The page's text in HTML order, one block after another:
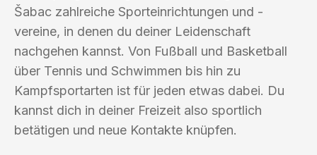
Šabac zahlreiche Sporteinrichtungen und -
vereine, in denen du deiner Leidenschaft
nachgehen kannst. Von Fußball und Basketball
über Tennis und Schwimmen bis hin zu
Kampfsportarten ist für jeden etwas dabei. Du
kannst dich in deiner Freizeit also sportlich
betätigen und neue Kontakte knüpfen.